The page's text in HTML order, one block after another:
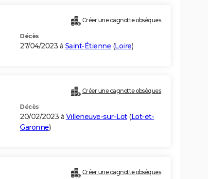
Créer une cagnotte obsèques
Décès
27/04/2023 à Saint-Étienne (Loire)
Créer une cagnotte obsèques
Décès
20/02/2023 à Villeneuve-sur-Lot(Lot-et-
Garonne)
Créer une cagnotte obsèques